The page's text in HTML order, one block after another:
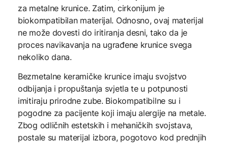
za metalne krunice. Zatim, cirkonijum je
biokompatibilan materijal. Odnosno, ovaj materijal
ne može dovesti do iritiranja desni, tako da je
proces navikavanja na ugrađene krunice svega
nekoliko dana.
Bezmetalne keramičke krunice imaju svojstvo
odbijanja i propuštanja svjetla te u potpunosti
imitiraju prirodne zube. Biokompatibilne su i
pogodne za pacijente koji imaju alergije na metale.
Zbog odličnih estetskih i mehaničkih svojstava,
postale su materijal izbora, pogotovo kod prednjih